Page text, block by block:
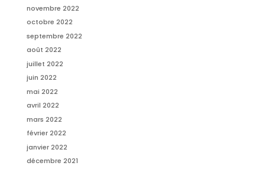
novembre 2022
octobre 2022
septembre 2022
août 2022
juillet 2022
juin 2022
mai 2022
avril 2022
mars 2022
février 2022
janvier 2022
décembre 2021